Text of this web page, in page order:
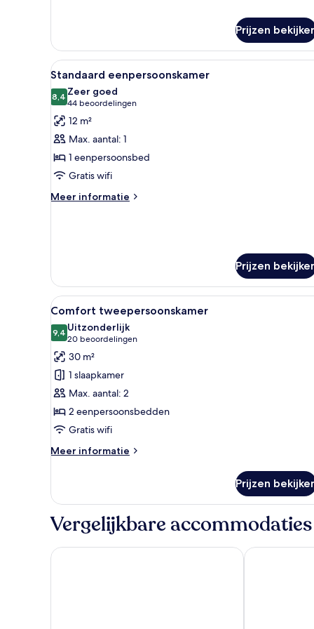
Prijzen
Alle
foto's
voor
Standaard
eenpersoonskamer
laden
Standaard
20
Standaard eenpersoonskamer
8,48,4 van 10
Zeer goed
44 beoordelingen
(44
beoordelingen)
12 m²
Max. aantal: 1
1 eenpersoonsbed
Gratis wifi
Meer informatie
Meer
Prijzen
Alle
foto's
voor
Comfort
tweepersoonskamer
laden
Comfort
12
Comfort tweepersoonskamer
9,49,4 van 10
Uitzonderlijk
20 beoordelingen
(20
beoordelingen)
30 m²
1 slaapkamer
Max. aantal: 2
2 eenpersoonsbedden
Gratis wifi
Meer informatie
Meer
tweepersoonskamer
Prijzen
Vergelijkbare accommodaties
KING's HOTEL Center Superior Maritim Hotel